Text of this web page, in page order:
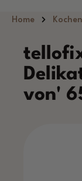
Hauptinhalt
Home
von'